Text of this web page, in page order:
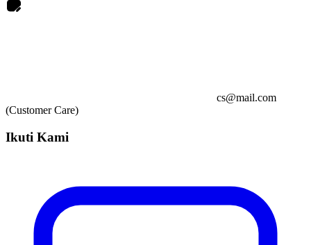
cs@mail.com
(Customer Care)
Ikuti Kami